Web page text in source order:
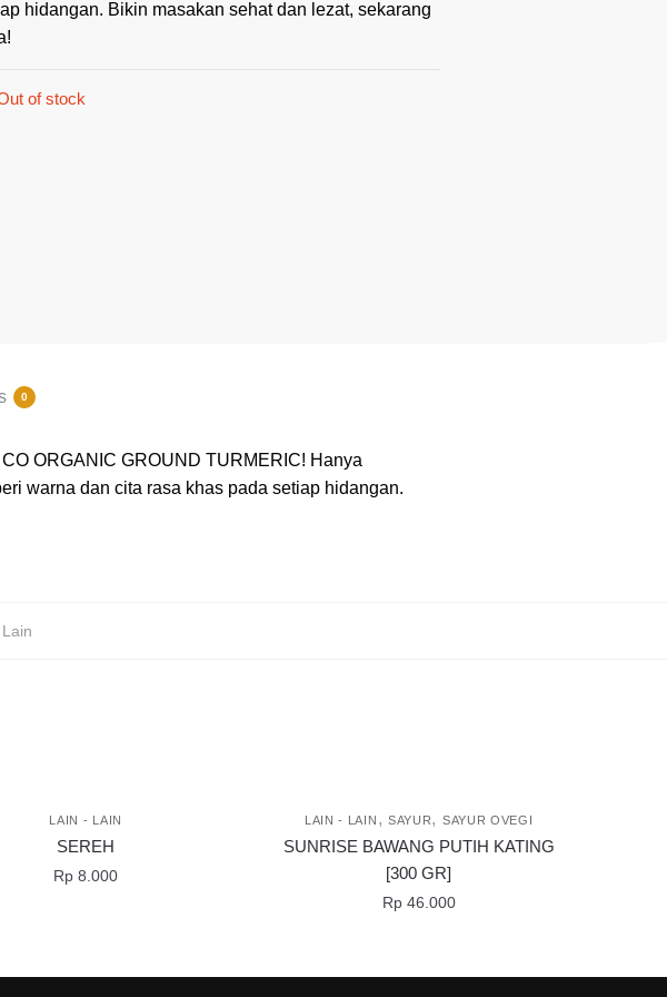
hidangan. Bikin masakan sehat dan lezat, sekarang
of stock
0
ORGANIC GROUND TURMERIC! Hanya
warna dan cita rasa khas pada setiap hidangan.
LAIN - LAIN
SEREH
Rp 8.000
LAIN - LAIN , SAYUR, SAYUR OVEGI
SUNRISE BAWANG PUTIH KATING
[300 GR]
Rp46.000